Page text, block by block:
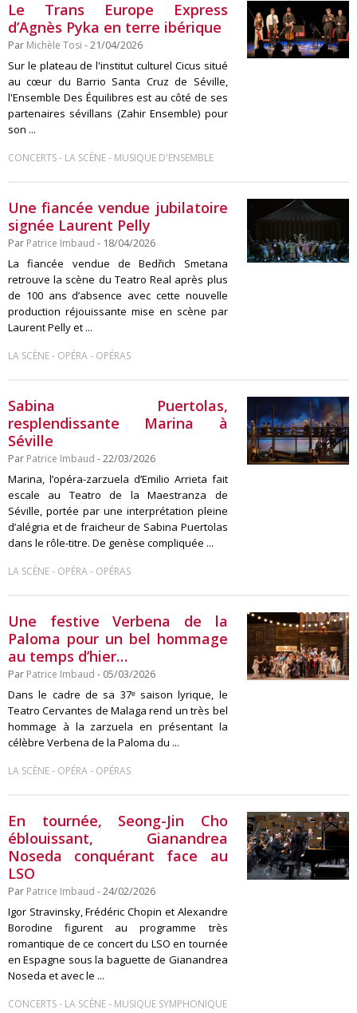
Le Trans Europe Express
d’Agnès Pyka en terre ibérique
Par Michèle Tosi - 21/04/2026
Sur le plateau de l'institut culturel Cicus situé
au cœur du Barrio Santa Cruz de Séville,
l'Ensemble Des Équilibres est au côté de ses
partenaires sévillans (Zahir Ensemble) pour
son ...
CONCERTS- LA SCÈNE- MUSIQUE D'ENSEMBLE
Une fiancée vendue jubilatoire
signée Laurent Pelly
Par Patrice Imbaud - 18/04/2026
La fiancée vendue de Bedřich Smetana
retrouve la scène du Teatro Real après plus
de 100 ans d’absence avec cette nouvelle
production réjouissante mise en scène par
Laurent Pelly et ...
LA SCÈNE- OPÉRA- OPÉRAS
Sabina Puertolas,
resplendissante Marina à
Séville
Par Patrice Imbaud - 22/03/2026
Marina, l’opéra-zarzuela d’Emilio Arrieta fait
escale au Teatro de la Maestranza de
Séville, portée par une interprétation pleine
d’alégria et de fraicheur de Sabina Puertolas
dans le rôle-titre. De genèse compliquée ...
LA SCÈNE- OPÉRA- OPÉRAS
Une festive Verbena de la
Paloma pour un bel hommage
au temps d’hier…
Par Patrice Imbaud - 05/03/2026
Dans le cadre de sa 37ᵉ saison lyrique, le
Teatro Cervantes de Malaga rend un très bel
hommage à la zarzuela en présentant la
célèbre Verbena de la Paloma du ...
LA SCÈNE- OPÉRA- OPÉRAS
En tournée, Seong-Jin Cho
éblouissant, Gianandrea
Noseda conquérant face au
LSO
Par Patrice Imbaud - 24/02/2026
Igor Stravinsky, Frédéric Chopin et Alexandre
Borodine figurent au programme très
romantique de ce concert du LSO en tournée
en Espagne sous la baguette de Gianandrea
Noseda et avec le ...
CONCERTS- LA SCÈNE- MUSIQUE SYMPHONIQUE